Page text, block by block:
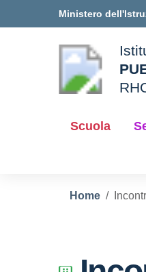
Ministero
della scuola
Scuola
Home